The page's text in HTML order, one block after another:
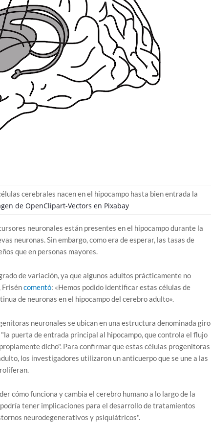
cerebrales nacen en el hipocampo hasta bien entrada la
de OpenClipart-Vectors en Pixabay
neuronales están presentes en el hipocampo durante la
neuronas. Sin embargo, como era de esperar, las tasas de
que en personas mayores.
de variación, ya que algunos adultos prácticamente no
Friséncomentó: «Hemos podido identificar estas células de
de neuronas en el hipocampo del cerebro adulto».
neuronales se ubican en una estructura denominada giro
puerta de entrada principal al hipocampo, que controla el flujo
dicho". Para confirmar que estas células progenitoras
los investigadores utilizaron un anticuerpo que se une a las
cómo funciona y cambia el cerebro humano a lo largo de la
tener implicaciones para el desarrollo de tratamientos
neurodegenerativos y psiquiátricos".